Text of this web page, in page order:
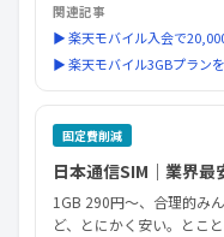
関連記事
▶ 楽天モバイル入会で
▶ 楽天モバイル3GBプラン
固定費削減
日本通信SIM｜業界最
1GB 290円〜、合理的み
ど、とにかく安い。とこ